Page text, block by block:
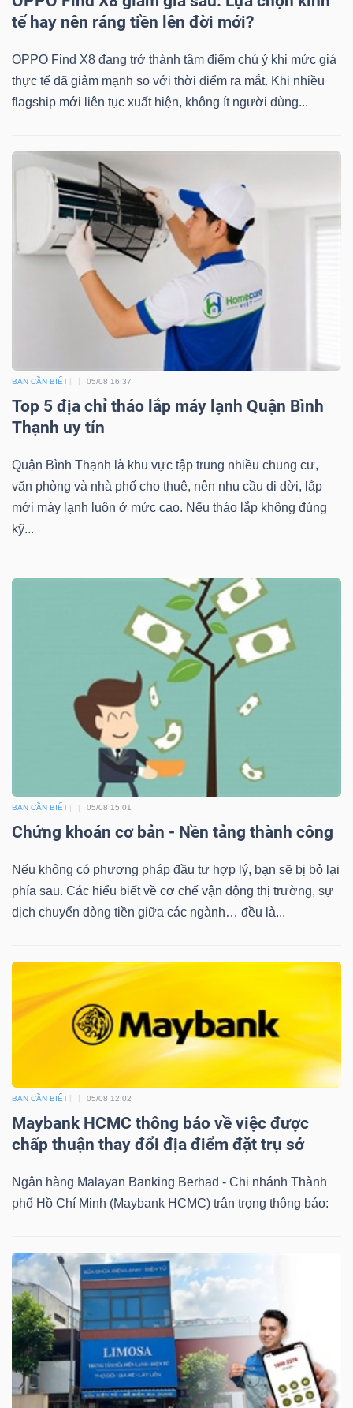
tế hay nên ráng tiền lên đời mới?
OPPO Find X8 đang trở thành tâm điểm chú ý khi mức giá
thực tế đã giảm mạnh so với thời điểm ra mắt. Khi nhiều
flagship mới liên tục xuất hiện, không ít người dùng...
BẠN CẦN BIẾT 05/08 16:37
Top 5 địa chỉ tháo lắp máy lạnh Quận Bình
Thạnh uy tín
Quận Bình Thạnh là khu vực tập trung nhiều chung cư,
văn phòng và nhà phố cho thuê, nên nhu cầu di dời, lắp
mới máy lạnh luôn ở mức cao. Nếu tháo lắp không đúng
kỹ...
BẠN CẦN BIẾT 05/08 15:01
Chứng khoán cơ bản - Nền tảng thành công
Nếu không có phương pháp đầu tư hợp lý, bạn sẽ bị bỏ lại
phía sau. Các hiểu biết về cơ chế vận động thị trường, sự
dịch chuyển dòng tiền giữa các ngành… đều là...
BẠN CẦN BIẾT 05/08 12:02
Maybank HCMC thông báo về việc được
chấp thuận thay đổi địa điểm đặt trụ sở
Ngân hàng Malayan Banking Berhad - Chi nhánh Thành
phố Hồ Chí Minh (Maybank HCMC) trân trọng thông báo: